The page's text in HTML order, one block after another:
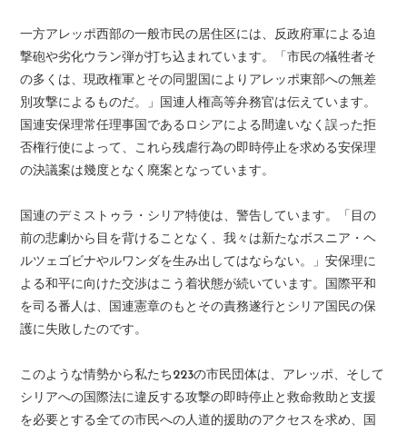
一方アレッポ西部の一般市民の居住区には、反政府軍による迫
撃砲や劣化ウラン弾が打ち込まれています。「市民の犠牲者そ
の多くは、現政権軍とその同盟国によりアレッポ東部への無差
別攻撃によるものだ。」国連人権高等弁務官は伝えています。
国連安保理常任理事国であるロシアによる間違いなく誤った拒
否権行使によって、これら残虐行為の即時停止を求める安保理
の決議案は幾度となく廃案となっています。
国連のデミストゥラ・シリア特使は、警告しています。「目の
前の悲劇から目を背けることなく、我々は新たなボスニア・ヘ
ルツェゴビナやルワンダを生み出してはならない。」安保理に
よる和平に向けた交渉はこう着状態が続いています。国際平和
を司る番人は、国連憲章のもとその責務遂行とシリア国民の保
護に失敗したのです。
このような情勢から私たち223の市民団体は、アレッポ、そして
シリアへの国際法に違反する攻撃の即時停止と救命救助と支援
を必要とする全ての市民への人道的援助のアクセスを求め、国